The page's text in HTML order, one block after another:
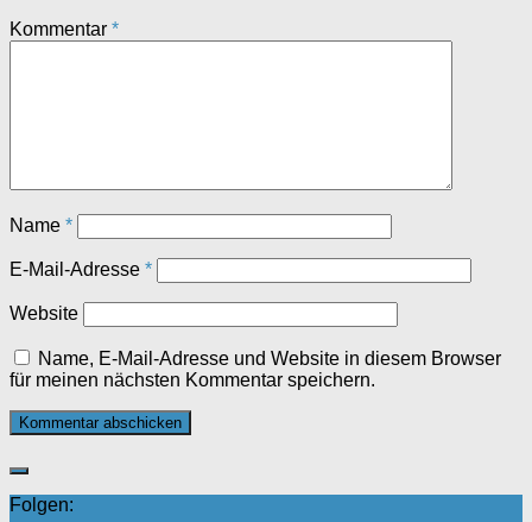
Kommentar *
Name *
E-Mail-Adresse *
Website
Name, E-Mail-Adresse und Website in diesem Browser
für meinen nächsten Kommentar speichern.
Folgen: